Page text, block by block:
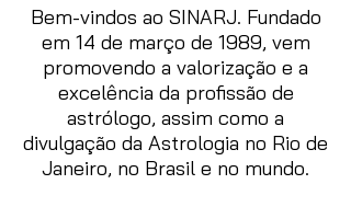
Bem-vindos ao SINARJ. Fundado
em 14 de março de 1989, vem
promovendo a valorização e a
excelência da profissão de
astrólogo, assim como a
divulgação da Astrologia no Rio de
Janeiro, no Brasil e no mundo.